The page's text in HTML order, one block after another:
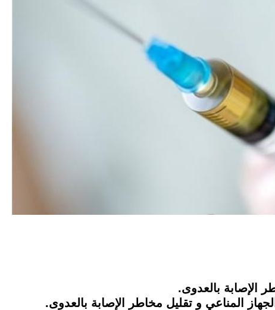
الإصابة بالعدوى.
المناعي و تقليل مخاطر الإصابة بالعدوى.